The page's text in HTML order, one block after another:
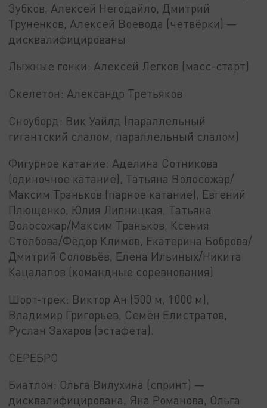
Зубков, Алексей Негодайло, Дмитрий
Труненков, Алексей Воевода (четвёрки) —
дисквалифицированы
Лыжные гонки: Алексей Легков (масс-старт)
Скелетон: Александр Третьяков
Сноуборд: Вик Уайлд (параллельный
гигантский слалом, параллельный слалом)
Фигурное катание: Аделина Сотникова
(одиночное катание), Татьяна Волосожар/
Максим Траньков (парное катание), Евгений
Плющенко, Юлия Липницкая, Татьяна
Волосожар/Максим Траньков, Ксения
Столбова/Фёдор Климов, Екатерина Боброва/
Дмитрий Соловьёв, Елена Ильиных/Никита
Кацалапов (командные соревнования)
Шорт-трек: Виктор Ан (500 м, 1000 м),
Владимир Григорьев, Семён Елистратов,
Руслан Захаров (эстафета).
СЕРЕБРО
Биатлон: Ольга Вилухина (спринт) —
дисквалифицирована, Яна Романова, Ольга